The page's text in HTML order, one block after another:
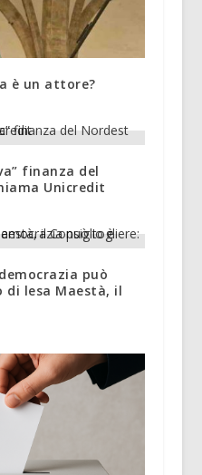
è un attore?
finanza del
Unicredit
può
di lesa Maestà, il